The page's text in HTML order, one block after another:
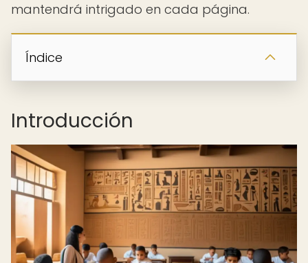
mantendrá intrigado en cada página.
Índice
Introducción